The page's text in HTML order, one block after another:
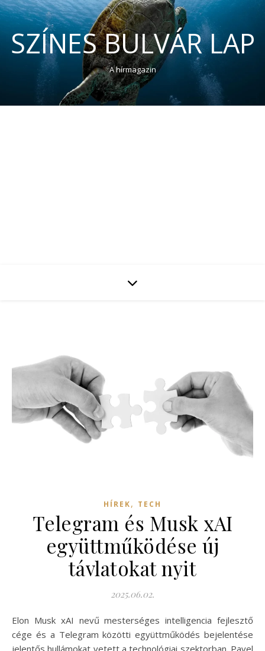
SZÍNES BULVÁR LAP
A hírmagazin
HÍREK, TECH
Telegram és Musk xAI
együttműködése új
távlatokat nyit
2025.06.02.
Elon Musk xAI nevű mesterséges intelligencia fejlesztő
cége és a Telegram közötti együttműködés bejelentése
jelentős hullámokat vetett a technológiai szektorban. Pavel